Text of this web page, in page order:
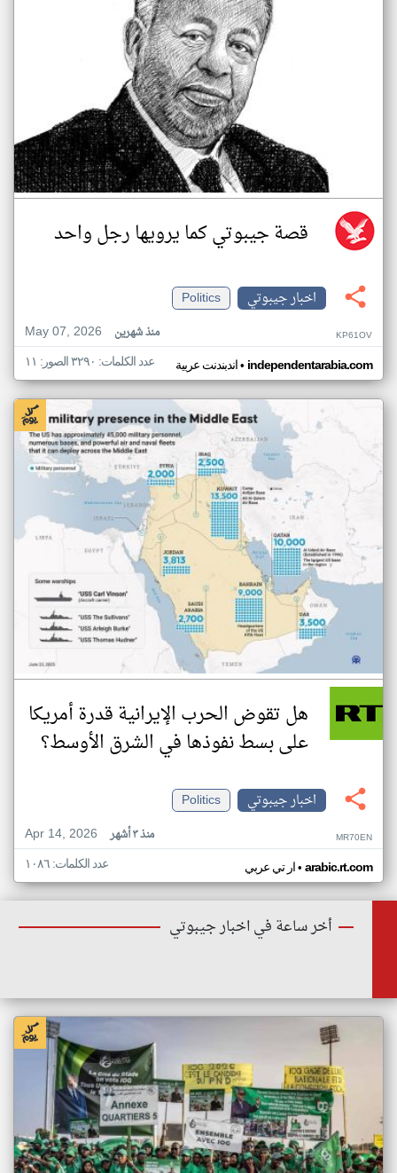
قصة جيبوتي كما يرويها رجل واحد
اخبار جيبوتي
Politics
May 07, 2026
منذ شهرين KP61OV
اندبندنت عربية• independentarabia.com عدد الكلمات: ٣٢٩٠ الصور: ١١
هل تقوض الحرب الإيرانية قدرة أمريكا
على بسط نفوذها في الشرق الأوسط؟
اخبار جيبوتي
Politics
Apr 14, 2026
منذ ٣ أشهر MR70EN
ار تي عربي• arabic.rt.com عدد الكلمات: ١٠٨٦
أخر ساعة في اخبار جيبوتي